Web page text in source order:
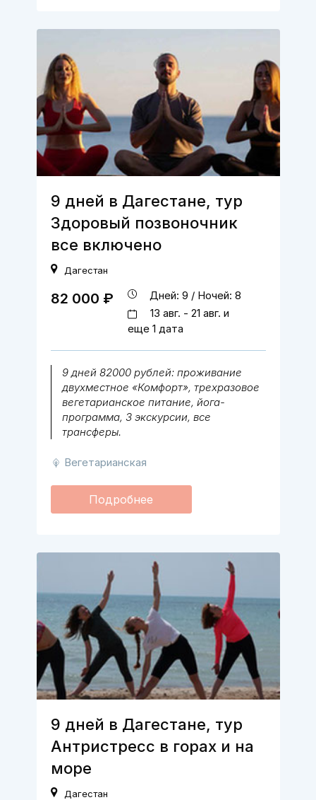
9 дней в Дагестане, тур
Здоровый позвоночник
все включено
Дагестан
9 дней 82000 рублей: проживание
двухместное «Комфорт», трехразовое
вегетарианское питание, йога-
программа, 3 экскурсии, все
трансферы.
Вегетарианская
82 000 ₽
Дней: 9 / Ночей: 8
13 авг. - 21 авг. и
еще 1 дата
Подробнее
9 дней в Дагестане, тур
Антристресс в горах и на
море
Дагестан